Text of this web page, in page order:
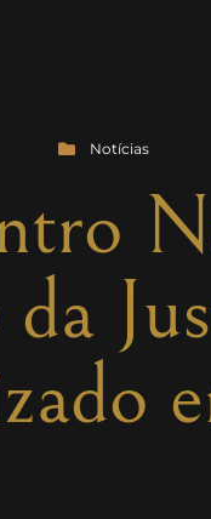
Notícias